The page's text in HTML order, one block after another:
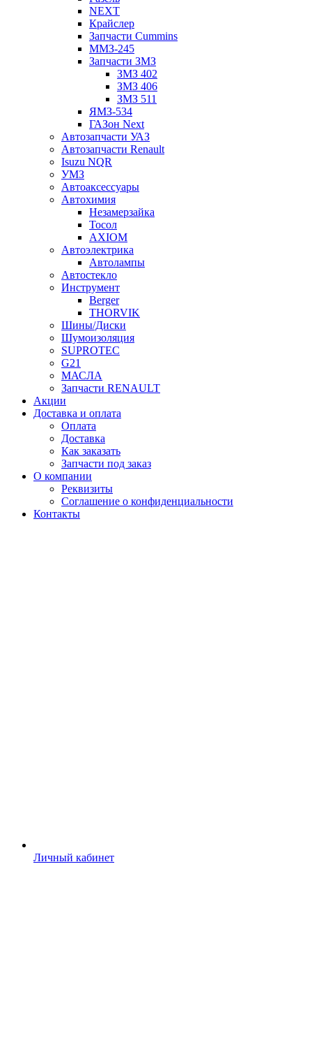
NEXT
Крайслер
Запчасти Cummins
ММЗ-245
Запчасти ЗМЗ
ЗМЗ 402
ЗМЗ 406
ЗМЗ 511
ЯМЗ-534
ГАЗон Next
Автозапчасти УАЗ
Автозапчасти Renault
Isuzu NQR
УМЗ
Автоаксессуары
Автохимия
Незамерзайка
Тосол
AXIOM
Автоэлектрика
Автолампы
Автостекло
Инструмент
Berger
THORVIK
Шины/Диски
Шумоизоляция
SUPROTEC
G21
МАСЛА
Запчасти RENAULT
Акции
Доставка и оплата
Оплата
Доставка
Как заказать
Запчасти под заказ
О компании
Реквизиты
Соглашение о конфиденциальности
Контакты
Личный кабинет